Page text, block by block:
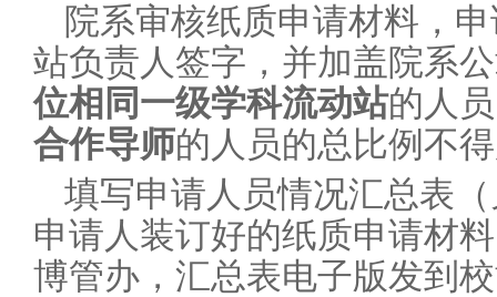
院系审核纸质申请材料，
站负责人签字，并加盖院系
位相同一级学科流动站的人
合作导师的人员的总比例不
填写申请人员情况汇总表
申请人装订好的纸质申请材
博管办，汇总表电子版发到